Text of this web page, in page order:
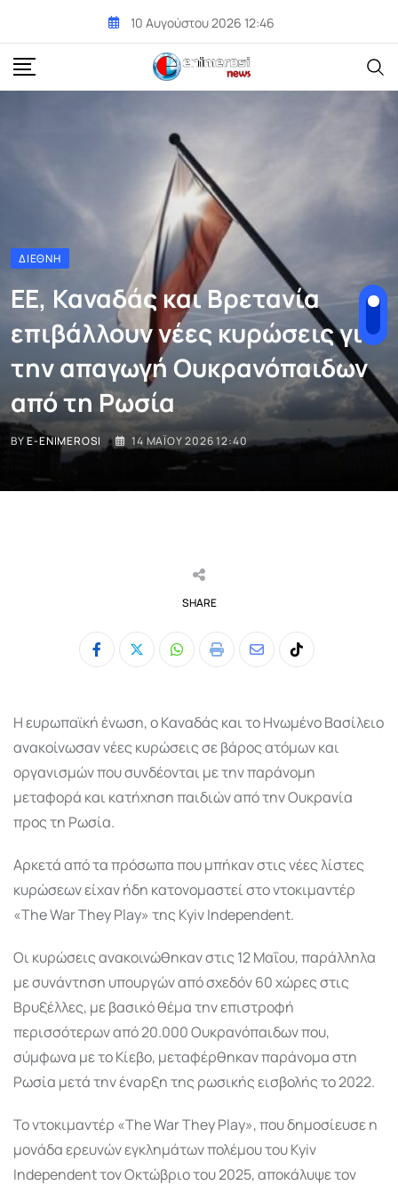
content
10 Αυγούστου 2026 12:46
ΔΙΕΘΝΉ
ΕΕ, Καναδάς και Βρετανία
επιβάλλουν νέες κυρώσεις για
την απαγωγή Ουκρανόπαιδων
από τη Ρωσία
BYE-ENIMEROSI 14 ΜΑΪ́ΟΥ 2026 12:40
SHARE
Whatsapp
Print
ShareTiktok
Η ευρωπαϊκή ένωση, ο Καναδάς και το Ηνωμένο Βασίλειο
ανακοίνωσαν νέες κυρώσεις σε βάρος ατόμων και
οργανισμών που συνδέονται με την παράνομη
μεταφορά και κατήχηση παιδιών από την Ουκρανία
προς τη Ρωσία.
Αρκετά από τα πρόσωπα που μπήκαν στις νέες λίστες
κυρώσεων είχαν ήδη κατονομαστεί στο ντοκιμαντέρ
«The War They Play» της Kyiv Independent.
Οι κυρώσεις ανακοινώθηκαν στις 12 Μαΐου, παράλληλα
με συνάντηση υπουργών από σχεδόν 60 χώρες στις
Βρυξέλλες, με βασικό θέμα την επιστροφή
περισσότερων από 20.000 Ουκρανόπαιδων που,
σύμφωνα με το Κίεβο, μεταφέρθηκαν παράνομα στη
Ρωσία μετά την έναρξη της ρωσικής εισβολής το 2022.
Το ντοκιμαντέρ «The War They Play», που δημοσίευσε η
μονάδα ερευνών εγκλημάτων πολέμου του Kyiv
Independent τον Οκτώβριο του 2025, αποκάλυψε τον